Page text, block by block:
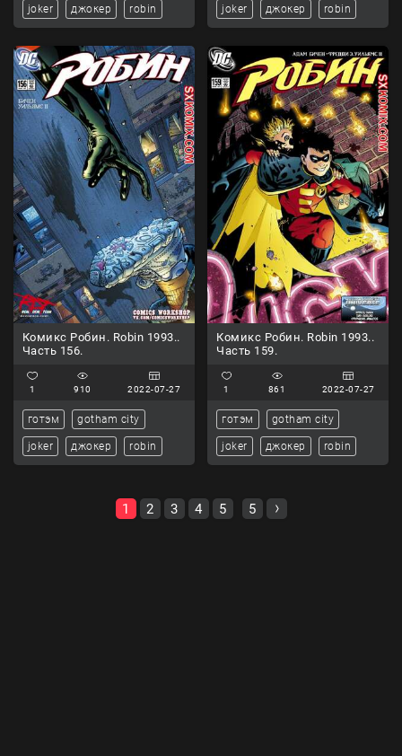
joker джокер robin joker джокер robin
Комикс Робин. Robin 1993..
Часть 156.
1 910 2022-07-27
готэм gotham city
joker джокер robin
Комикс Робин. Robin 1993..
Часть 159.
1 861 2022-07-27
готэм gotham city
joker джокер robin
1 2 3 4 5 5